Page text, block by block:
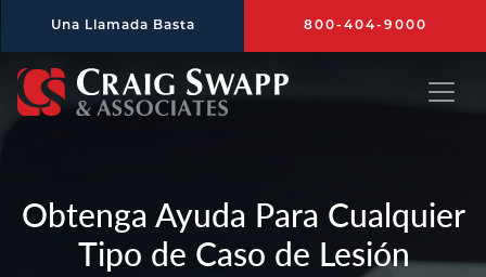
Una Llamada Basta 800-404-9000
Obtenga Ayuda Para Cualquier
Tipo de Caso de Lesión